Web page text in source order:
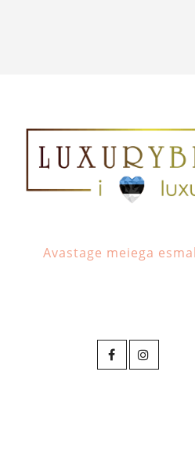
Avastage meiega